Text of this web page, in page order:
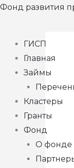
Перейти
Фонд развития
ГИСП
Главная
Займы
Кластеры
Гранты
Фонд
О фонде